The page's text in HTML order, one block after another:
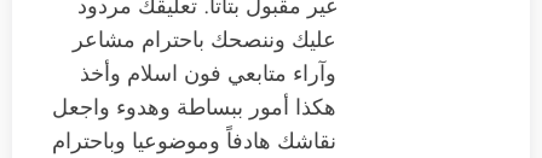
عليك وننصحك باحترام مشاعر
وآراء متابعي فون اسلام وأخذ
هكذا أمور ببساطة وهدوء واجعل
نقاشك هادفاً وموضوعيا وباحترام